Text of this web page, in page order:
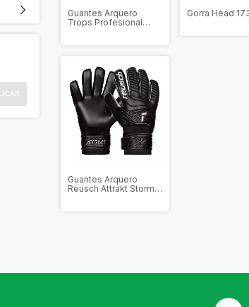
Guantes Arquero
Trops Profesional
Gorra Head
Guantes Arquero
Reusch Attrakt Storm